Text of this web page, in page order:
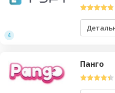
4
Панго